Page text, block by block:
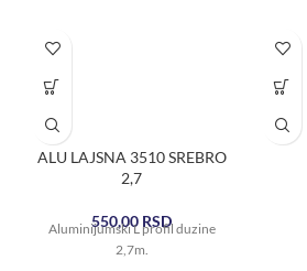
ALU LAJSNA 3510 SREBRO
2,7
550,00 RSD
Aluminijumski L profil duzine
2,7m.